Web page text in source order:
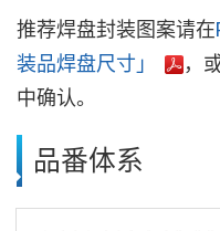
推荐焊盘封装图案请在
装品焊盘尺寸」
，
中确认。
品番体系